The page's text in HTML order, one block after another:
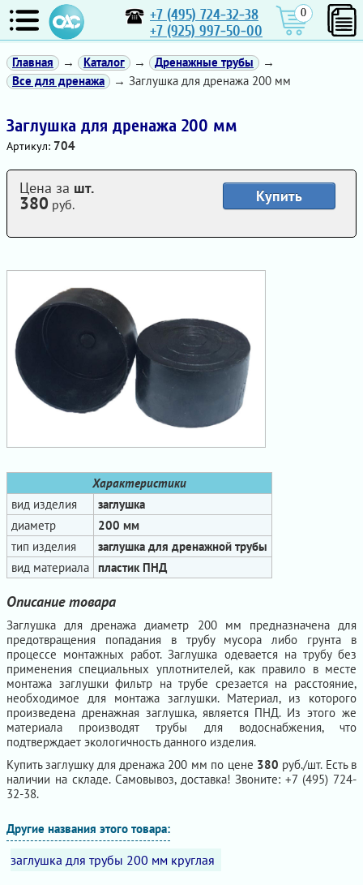
+7 (495) 724-32-38
+7 (925) 997-50-00
0
Главная → Каталог → Дренажные трубы
→
Все для дренажа
→ Заглушка для дренажа 200 мм
Заглушка для дренажа 200 мм
Артикул: 704
Характеристики
вид изделия
заглушка
диаметр
200 мм
тип изделия
заглушка для дренажной трубы
вид материала пластик ПНД
Купить
Цена за шт.
380 руб.
Описание товара
Заглушка для дренажа диаметр 200 мм предназначена для
предотвращения попадания в трубу мусора либо грунта в
процессе монтажных работ. Заглушка одевается на трубу без
применения специальных уплотнителей, как правило в месте
монтажа заглушки фильтр на трубе срезается на расстояние,
необходимое для монтажа заглушки. Материал, из которого
произведена дренажная заглушка, является ПНД. Из этого же
материала производят трубы для водоснабжения, что
подтверждает экологичность данного изделия.
Купить заглушку для дренажа 200 мм по цене 380 руб./шт. Есть в
наличии на складе. Самовывоз, доставка! Звоните: +7 (495) 724-
32-38.
Другие названия этого товара:
заглушка для трубы 200 мм круглая